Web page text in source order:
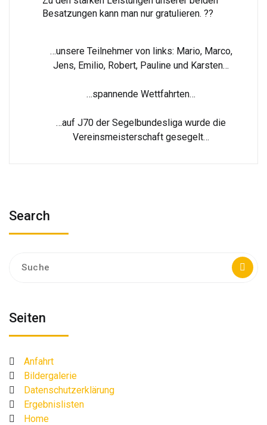
Besatzungen kann man nur gratulieren. ??
…unsere Teilnehmer von links: Mario, Marco,
Jens, Emilio, Robert, Pauline und Karsten…
…spannende Wettfahrten…
…auf J70 der Segelbundesliga wurde die
Vereinsmeisterschaft gesegelt…
Search
nach:
Seiten
Anfahrt
Bildergalerie
Datenschutzerklärung
Ergebnislisten
Home